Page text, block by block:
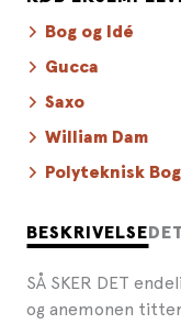
BESKRIVELSE
SÅ SKER DET
og anemonen
Bog og Idé
Gucca
Saxo
William Dam
Polyteknisk